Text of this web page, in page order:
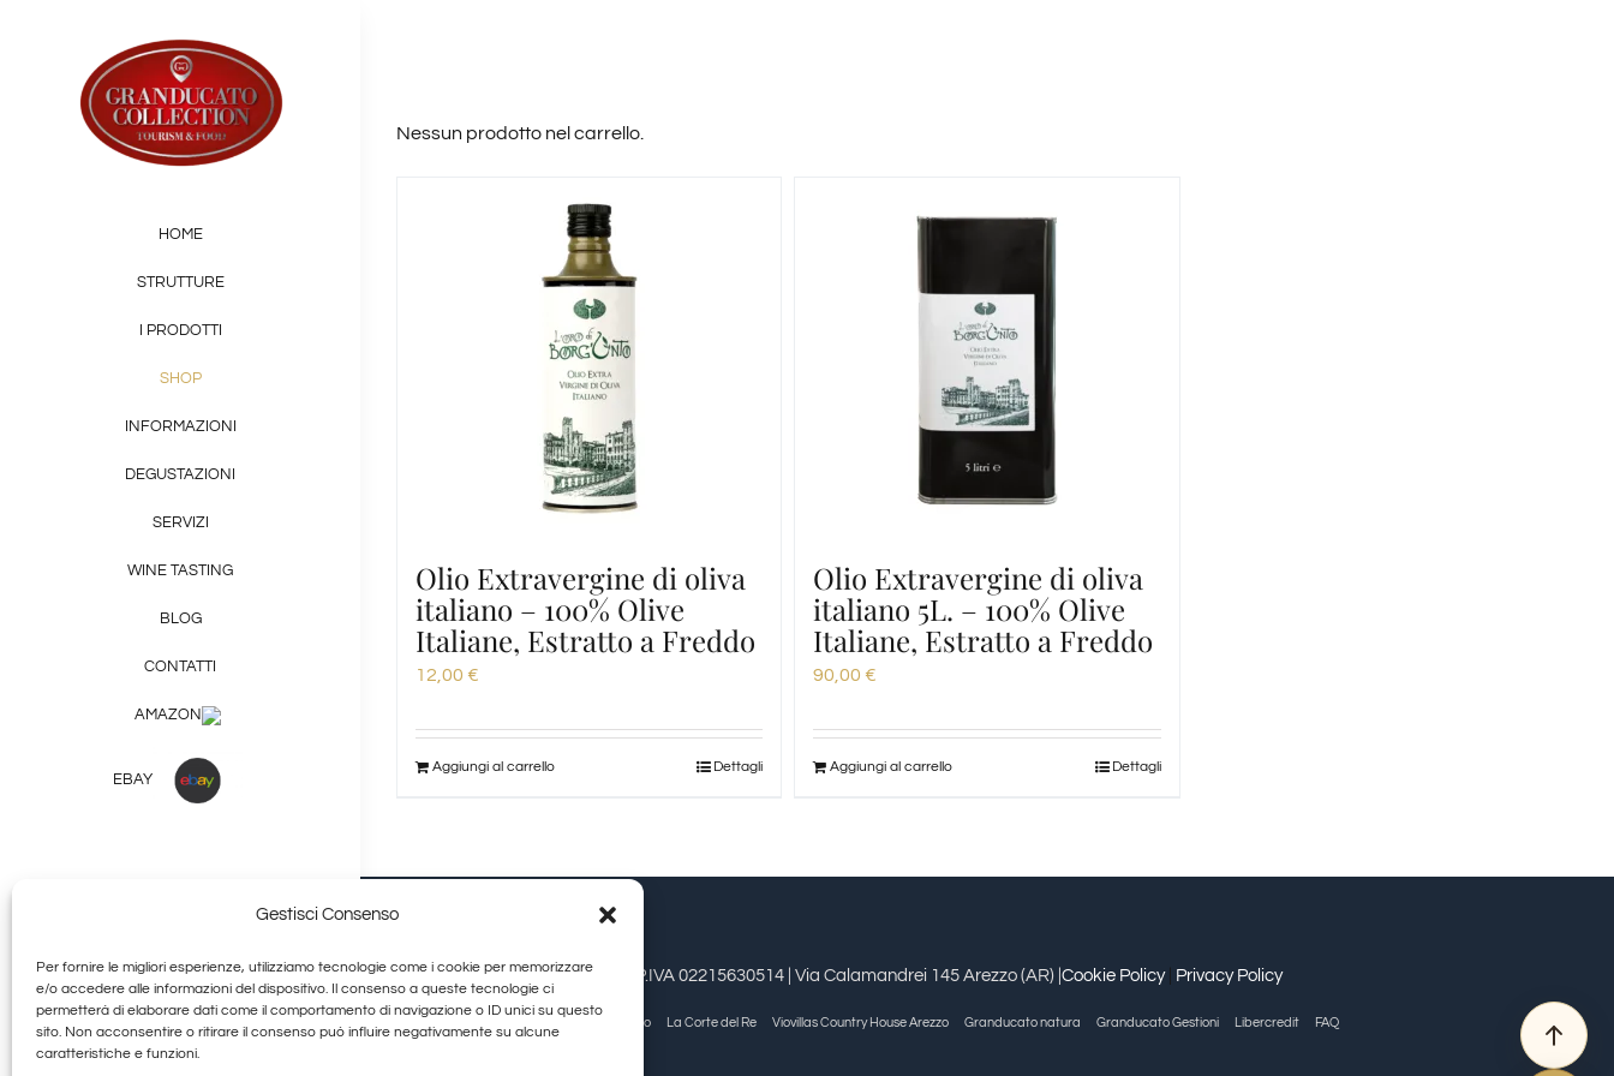
Gestisci Consenso
Per fornire le migliori esperienze, utilizziamo tecnologie come i cookie per memorizzare
e/o accedere alle informazioni del dispositivo. Il consenso a queste tecnologie ci
permetterà di elaborare dati come il comportamento di navigazione o ID unici su questo
sito. Non acconsentire o ritirare il consenso può influire negativamente su alcune
caratteristiche e funzioni.
contenuto
HOME
STRUTTURE
I PRODOTTI
SHOP
INFORMAZIONI
DEGUSTAZIONI
SERVIZI
WINE TASTING
BLOG
CONTATTI
AMAZON
EBAY
Shop Prodotti Tipici
+39 377 253 9581
Nessun prodotto nel carrello.
Olio Extravergine di oliva
italiano – 100% Olive
Italiane, Estratto a Freddo
12,00 €
Aggiungi al carrello Dettagli
Olio Extravergine di oliva
italiano 5L. – 100% Olive
Italiane, Estratto a Freddo
90,00 €
Aggiungi al carrello Dettagli
Granducato Gestioni srl | P.IVA 02215630514 | Via Calamandrei 145 Arezzo (AR) | Cookie Policy| Privacy Policy
Allegra Viareggio La Corte del Re Viovillas Country House Arezzo Granducato natura Granducato Gestioni Libercredit FAQ